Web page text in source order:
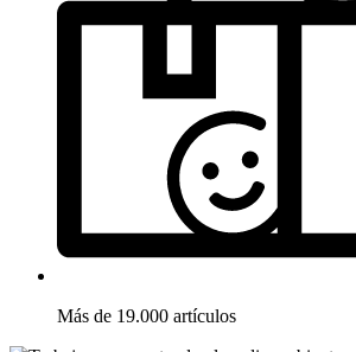
Más de 19.000 artículos